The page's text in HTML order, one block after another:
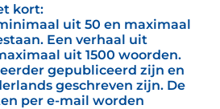
kort:
uit 50 en maximaal
Een verhaal uit
uit 1500 woorden.
gepubliceerd zijn en
geschreven zijn. De
per e-mail worden